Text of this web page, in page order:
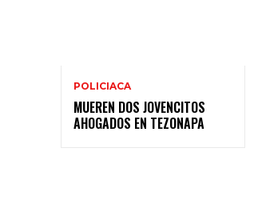
POLICIACA
MUEREN DOS JOVENCITOS
AHOGADOS EN TEZONAPA